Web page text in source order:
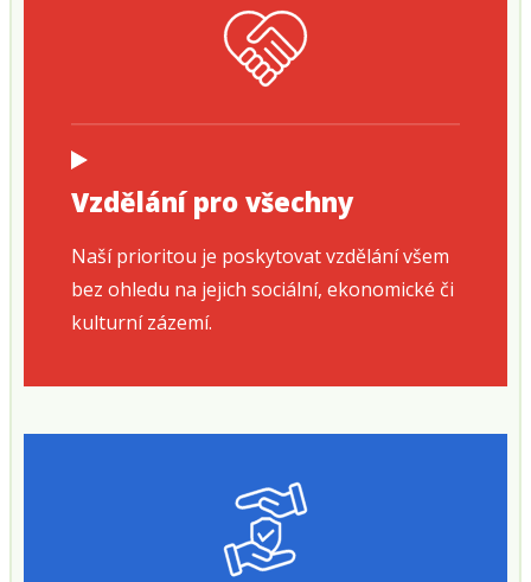
Vzdělání pro všechny
Naší prioritou je poskytovat vzdělání všem
bez ohledu na jejich sociální, ekonomické či
kulturní zázemí.